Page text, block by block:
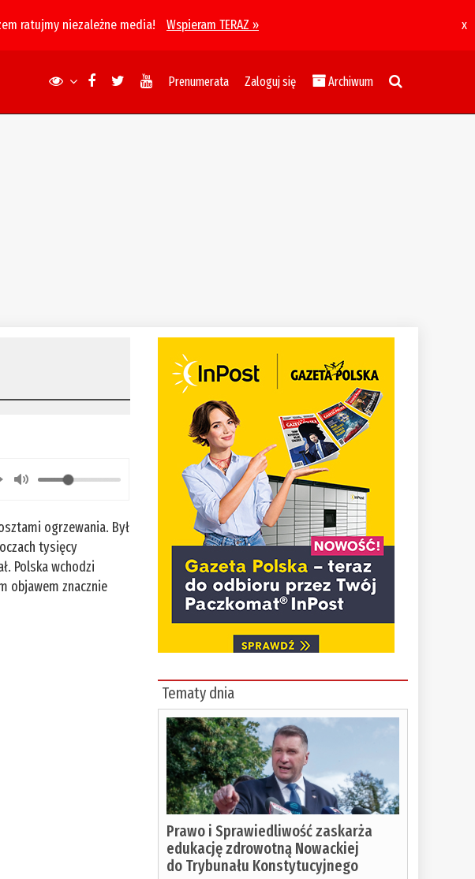
ratujmy niezależne media! Wspieram TERAZ » x
Prenumerata Zaloguj się Archiwum
ogrzewania. Był
tysięcy
Polska wchodzi
objawem znacznie
Tematy dnia
Prawo i Sprawiedliwość zaskarża
edukację zdrowotną Nowackiej
do Trybunału Konstytucyjnego